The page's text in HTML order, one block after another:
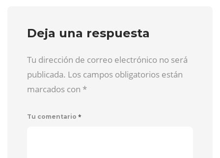
Deja una respuesta
Tu dirección de correo electrónico no será
publicada. Los campos obligatorios están
marcados con *
Tu comentario *